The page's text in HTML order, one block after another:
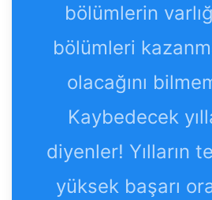
bölümlerin
bölümleri
olacağını
Kaybedecek
diyenler! Yılların
yüksek başarı